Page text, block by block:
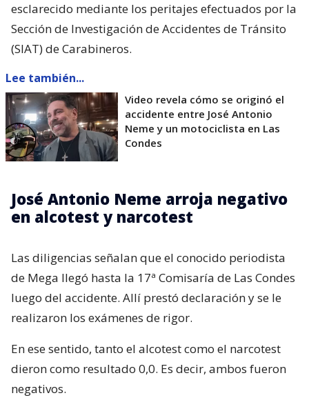
esclarecido mediante los peritajes efectuados por la
Sección de Investigación de Accidentes de Tránsito
(SIAT) de Carabineros.
Lee también...
Video revela cómo se originó el
accidente entre José Antonio
Neme y un motociclista en Las
Condes
José Antonio Neme arroja negativo
en alcotest y narcotest
Las diligencias señalan que el conocido periodista
de Mega llegó hasta la 17ª Comisaría de Las Condes
luego del accidente. Allí prestó declaración y se le
realizaron los exámenes de rigor.
En ese sentido, tanto el alcotest como el narcotest
dieron como resultado 0,0. Es decir, ambos fueron
negativos.